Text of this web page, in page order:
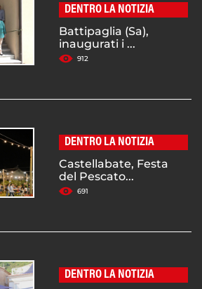
DENTRO LA NOTIZIA
Battipaglia (Sa),
inaugurati i ...
912
DENTRO LA NOTIZIA
Castellabate, Festa
del Pescato...
691
DENTRO LA NOTIZIA